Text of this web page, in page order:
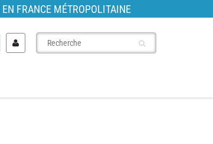
EN FRANCE MÉTROPOLITAINE